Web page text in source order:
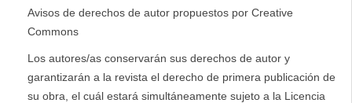
Avisos de derechos de autor propuestos por Creative
Commons
Los autores/as conservarán sus derechos de autor y
garantizarán a la revista el derecho de primera publicación de
su obra, el cuál estará simultáneamente sujeto a la Licencia